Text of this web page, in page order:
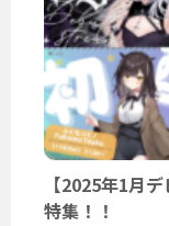
【2025年1月
特集！！